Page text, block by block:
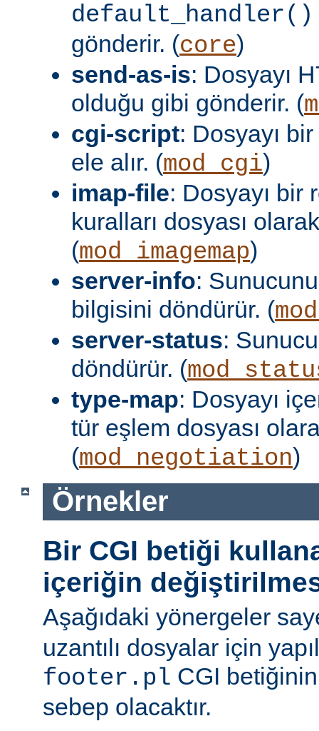
default_handler()
gönderir. (core)
send-as-is: Dosyayı
olduğu gibi gönderir. (
cgi-script: Dosyayı
ele alır. (mod_cgi)
imap-file: Dosyayı bir
kuralları dosyası
(mod_imagemap)
server-info:
bilgisini döndürür. (
server-status:
döndürür. (
type-map: Dosyayı
tür eşlem dosyası
(mod_negotiation)
Örnekler
Bir CGI betiği
içeriğin
Aşağıdaki yönergeler
uzantılı dosyalar için
footer.pl CGI
sebep olacaktır.